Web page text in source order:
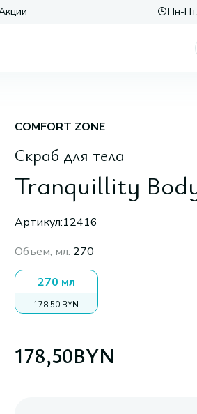
Пн-
COMFORT ZONE
Скраб для тела
Tranquillity
Артикул:12416
Объем, мл: 270
270 мл
178,50 BYN
178,50BYN